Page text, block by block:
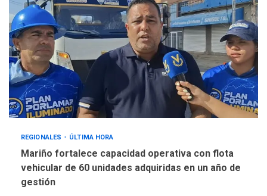
REGIONALES ÚLTIMA HORA
Mariño fortalece capacidad operativa con flota
vehicular de 60 unidades adquiridas en un año de
gestión